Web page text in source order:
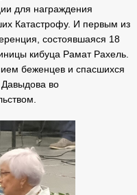
для награждения
Катастрофу. И первым из
состоявшаяся 18
кибуца Рамат Рахель.
беженцев и спасшихся
во